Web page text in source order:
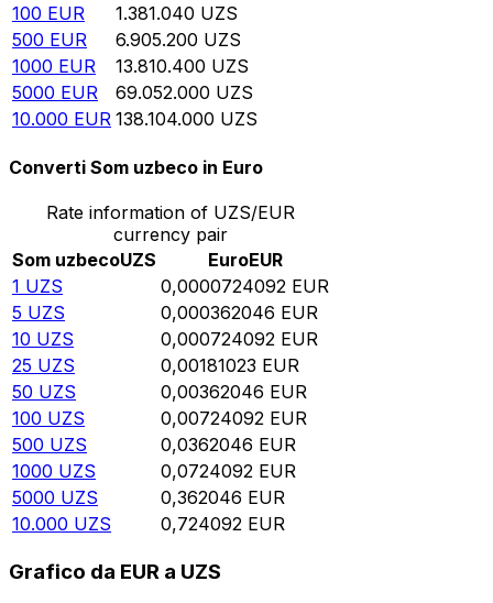
100 EUR 1.381.040 UZS
500 EUR 6.905.200 UZS
1000 EUR 13.810.400 UZS
5000 EUR 69.052.000 UZS
10.000 EUR 138.104.000 UZS
Converti Som uzbeco in Euro
Rate information of UZS/EUR
currency pair
Som uzbecoUZS EuroEUR
1 UZS 0,0000724092 EUR
5 UZS 0,000362046 EUR
10 UZS 0,000724092 EUR
25 UZS 0,00181023 EUR
50 UZS 0,00362046 EUR
100 UZS 0,00724092 EUR
500 UZS 0,0362046 EUR
1000 UZS 0,0724092 EUR
5000 UZS 0,362046 EUR
10.000 UZS 0,724092 EUR
Grafico da EUR a UZS